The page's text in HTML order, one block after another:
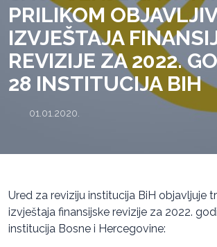
PRILIKOM
IZVJEŠTAJA
REVIZIJE ZA 2022.
28 INSTITUCIJA BIH
01.01.2020.
Ured za reviziju institucija BiH objavljuje
izvještaja finansijske revizije za 2022.
institucija Bosne i Hercegovine: